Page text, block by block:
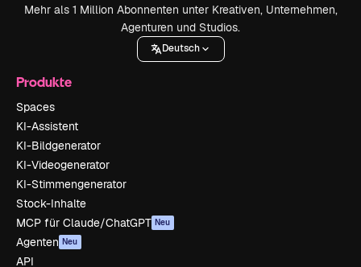
Mehr als 1 Million Abonnenten unter Kreativen, Unternehmen,
Agenturen und Studios.
Deutsch
Produkte
Spaces
KI-Assistent
KI-Bildgenerator
KI-Videogenerator
KI-Stimmengenerator
Stock-Inhalte
MCP für Claude/ChatGPT Neu
Agenten Neu
API